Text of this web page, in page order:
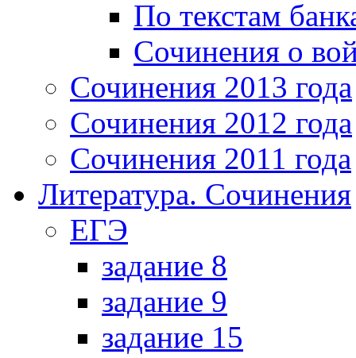
По текстам
Сочинения о
Сочинения 2013 года
Сочинения 2012 года
Сочинения 2011 года
Литература. Сочинения
ЕГЭ
задание 8
задание 9
задание 15